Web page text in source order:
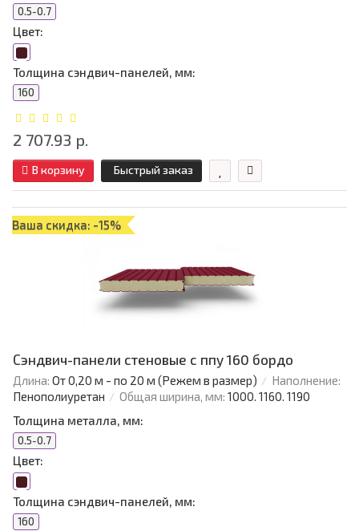
0.5-0.7
Цвет:
Толщина сэндвич-панелей, мм:
160
2 707.93 р.
В корзину Быстрый заказ
Ваша скидка: -15%
Сэндвич-панели стеновые с ппу 160 бордо
Длина: От 0,20 м - по 20 м (Режем в размер)
Наполнение:
Пенополиуретан
Общая ширина, мм: 1000. 1160. 1190
Толщина металла, мм:
0.5-0.7
Цвет:
Толщина сэндвич-панелей, мм:
160